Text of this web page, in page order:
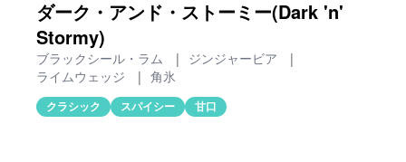
ダーク・アンド・ストーミー(Dark 'n'
Stormy)
ブラックシール・ラム | ジンジャービア
|
ライムウェッジ
| 角氷
クラシック スパイシー 甘口